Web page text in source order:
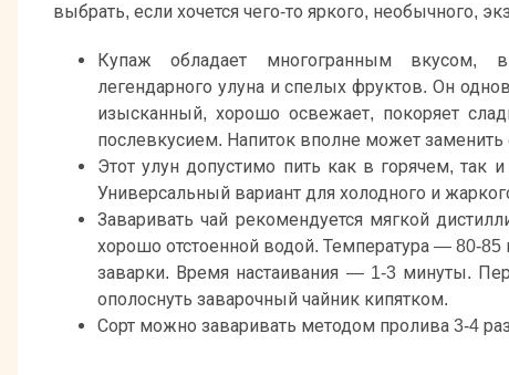
выбрать, если хочется чего-то яркого, необычного,
Купаж обладает многогранным вкусом,
легендарного улуна и спелых фруктов. Он
изысканный, хорошо освежает, покоряет
послевкусием. Напиток вполне может заменить
Этот улун допустимо пить как в горячем,
Универсальный вариант для холодного и
Заваривать чай рекомендуется мягкой
хорошо отстоенной водой. Температура — 80-85
заварки. Время настаивания — 1-3 минуты.
ополоснуть заварочный чайник кипятком.
Сорт можно заваривать методом пролива 3-4